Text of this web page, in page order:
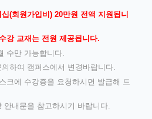
(회원가입비) 20만원 전액 지원됩니
강 교재는 전원 제공됩니다.
수만 가능합니다.
하여 캠퍼스에서 변경바랍니다.
크에 수강증을 요청하시면 발급해 드
안내문을 참고하시기 바랍니다.